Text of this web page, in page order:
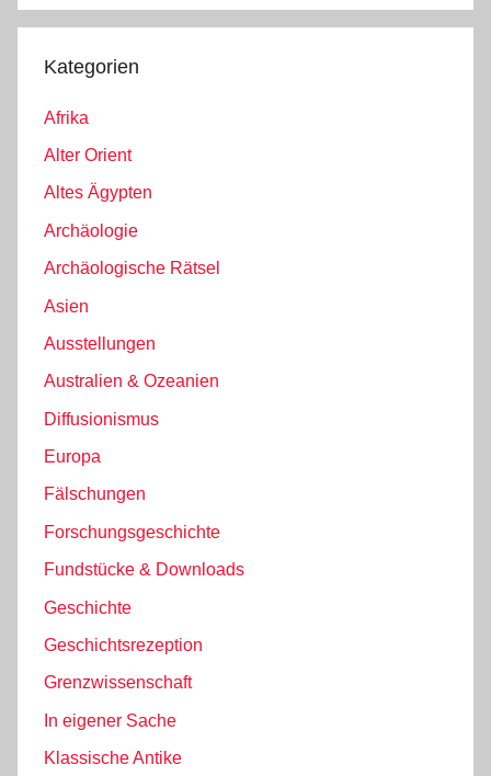
Kategorien
Afrika
Alter Orient
Altes Ägypten
Archäologie
Archäologische Rätsel
Asien
Ausstellungen
Australien & Ozeanien
Diffusionismus
Europa
Fälschungen
Forschungsgeschichte
Fundstücke & Downloads
Geschichte
Geschichtsrezeption
Grenzwissenschaft
In eigener Sache
Klassische Antike